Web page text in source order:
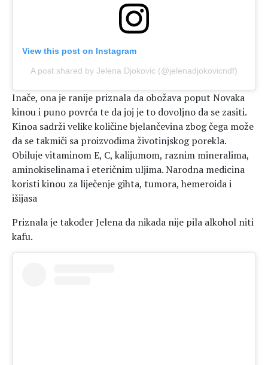
View this post on Instagram
A post shared by Jelena Djokovic (@jelenadjokovicndf)
Inače, ona je ranije priznala da obožava poput Novaka
kinou i puno povrća te da joj je to dovoljno da se zasiti.
Kinoa sadrži velike količine bjelančevina zbog čega može
da se takmiči sa proizvodima životinjskog porekla.
Obiluje vitaminom E, C, kalijumom, raznim mineralima,
aminokiselinama i eteričnim uljima. Narodna medicina
koristi kinou za liječenje gihta, tumora, hemeroida i
išijasa
Priznala je također Jelena da nikada nije pila alkohol niti
kafu.